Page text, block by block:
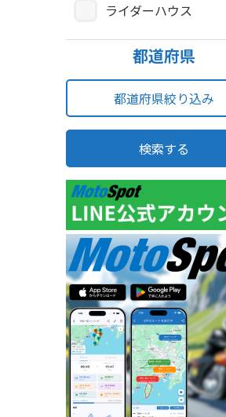
ライダーハウス
都道府県
都道府県絞り込み
検索する